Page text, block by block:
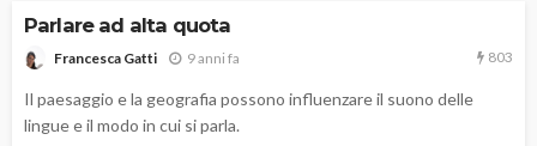
Parlare ad alta quota
Francesca Gatti 9 anni fa 803
Il paesaggio e la geografia possono influenzare il suono delle
lingue e il modo in cui si parla.